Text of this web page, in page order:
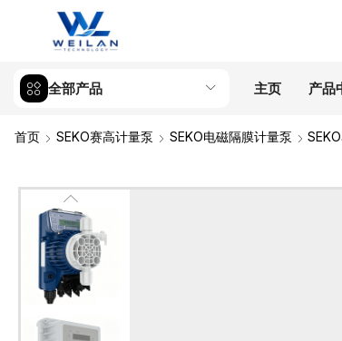
全部产品 主页 产品
首页 SEKO赛高计量泵 SEKO电磁隔膜计量泵